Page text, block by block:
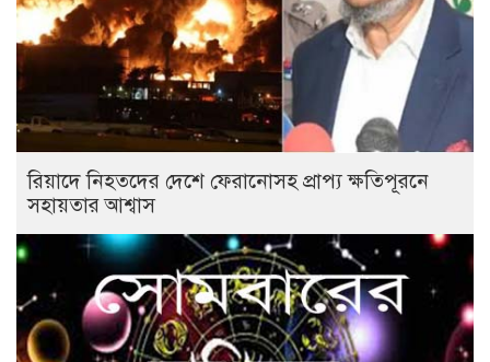
রিয়াদে নিহতদের দেশে ফেরানোসহ প্রাপ্য ক্ষতিপূরনে
সহায়তার আশ্বাস